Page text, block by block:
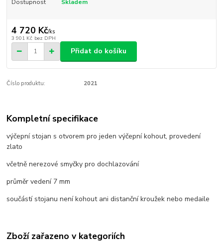
Dostupnost Skladem
4 720 Kč/ks
3 901 Kč bez DPH
Přidat do košíku
Číslo produktu: 2021
Kompletní specifikace
výčepní stojan s otvorem pro jeden výčepní kohout, provedení
zlato
včetně nerezové smyčky pro dochlazování
průměr vedení 7 mm
součástí stojanu není kohout ani distanční kroužek nebo medaile
Zboží zařazeno v kategoriích